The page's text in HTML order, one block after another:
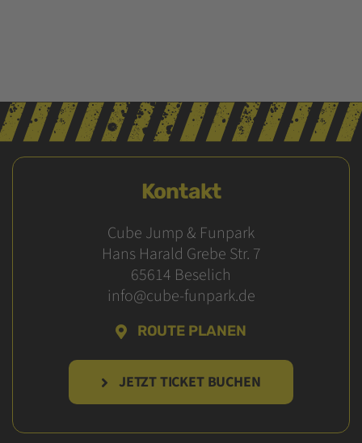
Kontakt
Cube Jump & Funpark
Hans Harald Grebe Str. 7
65614 Beselich
info@cube-funpark.de
ROUTE PLANEN
JETZT TICKET BUCHEN